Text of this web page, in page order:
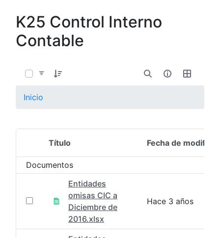
K25 Control Interno
Contable
Inicio
Selección del elemento
Título Fecha de
Documentos
Entidades
omisas CIC a
Diciembre de
2016.xlsx
Hace 3 años